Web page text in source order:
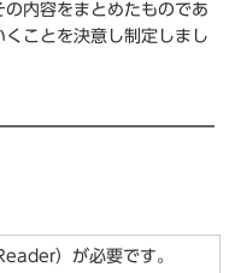
内容をまとめたものであ
ことを決意し制定しまし
）が必要です。